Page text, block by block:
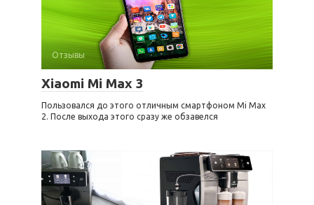
Отзывы
Xiaomi Mi Max 3
Пользовался до этого отличным смартфоном Mi Max
2. После выхода этого сразу же обзавелся